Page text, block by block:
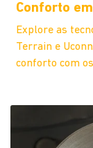
Conforto
Explore as
Terrain e
conforto com